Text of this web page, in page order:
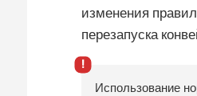
изменения
перезапуска
Использование